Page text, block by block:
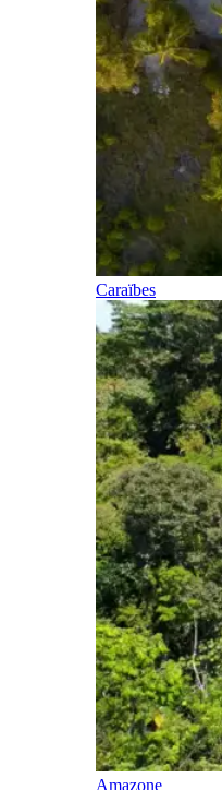
Caraïbes
Amazone